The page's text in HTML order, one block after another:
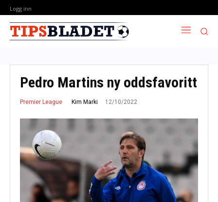
Logg inn
Pedro Martins ny oddsfavoritt
Premier League Kim Marki 12/10/2022